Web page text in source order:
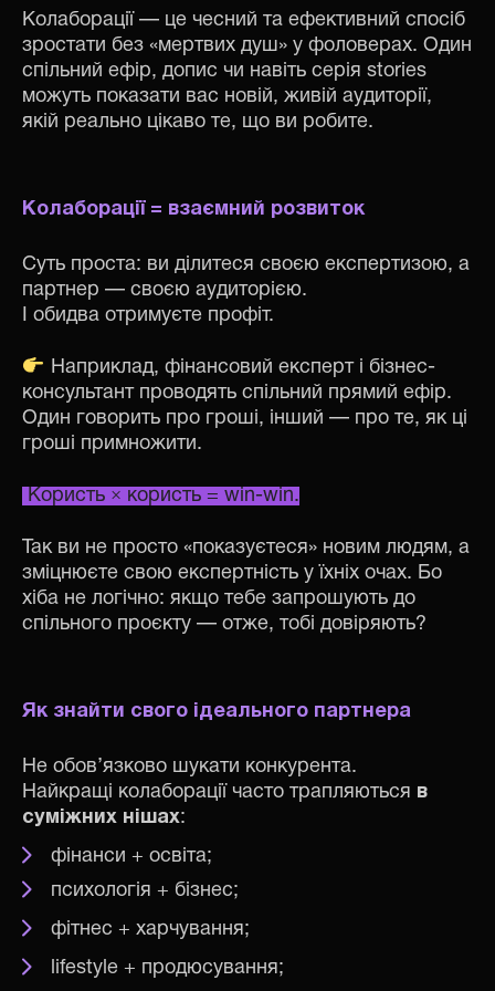
Колаборації — це чесний та ефективний спосіб
зростати без «мертвих душ» у фоловерах. Один
спільний ефір, допис чи навіть серія stories
можуть показати вас новій, живій аудиторії,
якій реально цікаво те, що ви робите.
Колаборації = взаємний розвиток
Суть проста: ви ділитеся своєю експертизою, а
партнер — своєю аудиторією.
І обидва отримуєте профіт.
Наприклад, фінансовий експерт і бізнес-
консультант проводять спільний прямий ефір.
Один говорить про гроші, інший — про те, як ці
гроші примножити.
Користь × користь = win-win.
Так ви не просто «показуєтеся» новим людям, а
зміцнюєте свою експертність у їхніх очах. Бо
хіба не логічно: якщо тебе запрошують до
спільного проєкту — отже, тобі довіряють?
Як знайти свого ідеального партнера
Не обов’язково шукати конкурента.
Найкращі колаборації часто трапляються в
суміжних нішах:
фінанси + освіта;
психологія + бізнес;
фітнес + харчування;
lifestyle + продюсування;